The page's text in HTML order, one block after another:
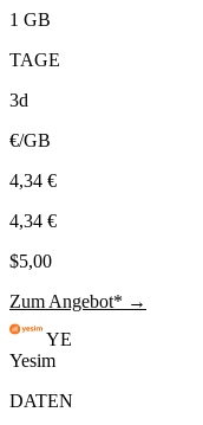
1 GB
TAGE
3d
€/GB
4,34 €
4,34 €
$5,00
Zum Angebot* →
YE
Yesim
DATEN